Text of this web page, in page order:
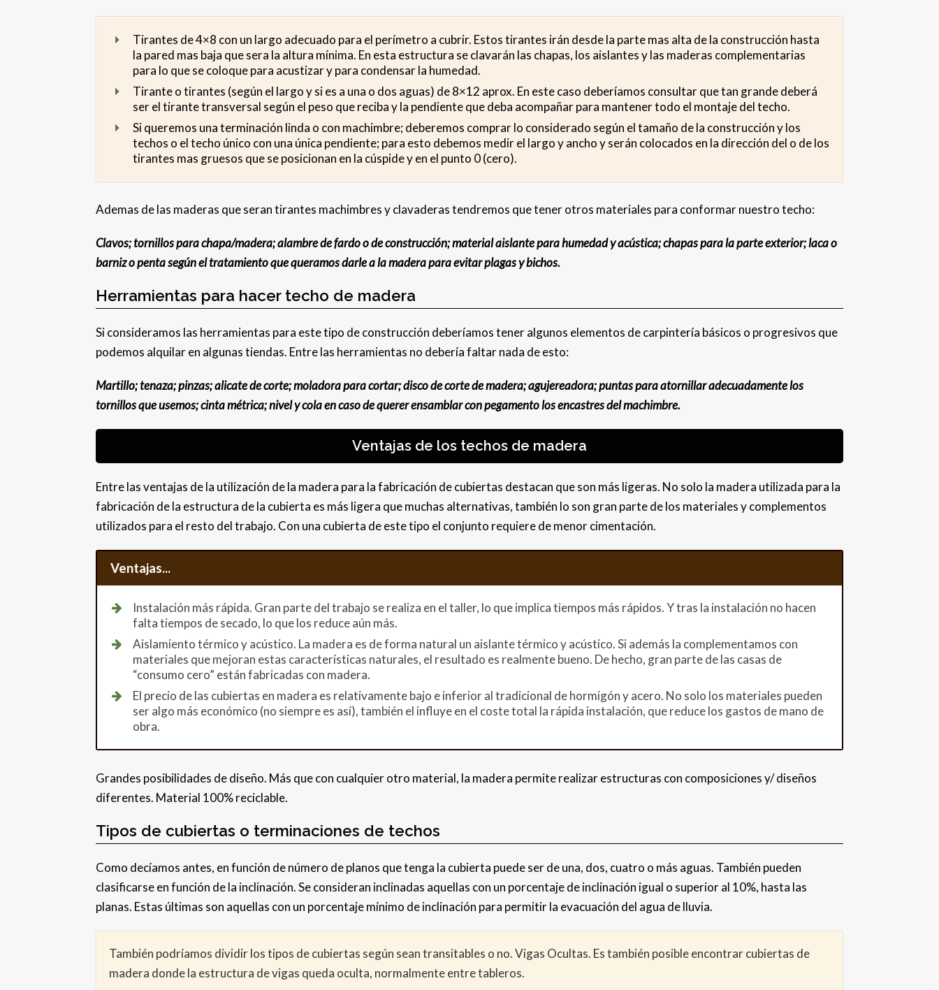
Tirantes de 4×8 con un largo adecuado para el perímetro a cubrir. Estos tirantes irán desde la parte mas alta de la construcción hasta
la pared mas baja que sera la altura mínima. En esta estructura se clavarán las chapas, los aislantes y las maderas complementarias
para lo que se coloque para acustizar y para condensar la humedad.
Tirante o tirantes (según el largo y si es a una o dos aguas) de 8×12 aprox. En este caso deberíamos consultar que tan grande deberá
ser el tirante transversal según el peso que reciba y la pendiente que deba acompañar para mantener todo el montaje del techo.
Si queremos una terminación linda o con machimbre; deberemos comprar lo considerado según el tamaño de la construcción y los
techos o el techo único con una única pendiente; para esto debemos medir el largo y ancho y serán colocados en la dirección del o de los
tirantes mas gruesos que se posicionan en la cúspide y en el punto 0 (cero).
Ademas de las maderas que seran tirantes machimbres y clavaderas tendremos que tener otros materiales para conformar nuestro techo:
Clavos; tornillos para chapa/madera; alambre de fardo o de construcción; material aislante para humedad y acústica; chapas para la parte exterior; laca o
barniz o penta según el tratamiento que queramos darle a la madera para evitar plagas y bichos.
Herramientas para hacer techo de madera
Si consideramos las herramientas para este tipo de construcción deberíamos tener algunos elementos de carpintería básicos o progresivos que
podemos alquilar en algunas tiendas. Entre las herramientas no debería faltar nada de esto:
Martillo; tenaza; pinzas; alicate de corte; moladora para cortar; disco de corte de madera; agujereadora; puntas para atornillar adecuadamente los
tornillos que usemos; cinta métrica; nivel y cola en caso de querer ensamblar con pegamento los encastres del machimbre.
Ventajas de los techos de madera
Entre las ventajas de la utilización de la madera para la fabricación de cubiertas destacan que son más ligeras. No solo la madera utilizada para la
fabricación de la estructura de la cubierta es más ligera que muchas alternativas, también lo son gran parte de los materiales y complementos
utilizados para el resto del trabajo. Con una cubierta de este tipo el conjunto requiere de menor cimentación.
Ventajas...
Instalación más rápida. Gran parte del trabajo se realiza en el taller, lo que implica tiempos más rápidos. Y tras la instalación no hacen
falta tiempos de secado, lo que los reduce aún más.
Aislamiento térmico y acústico. La madera es de forma natural un aislante térmico y acústico. Si además la complementamos con
materiales que mejoran estas características naturales, el resultado es realmente bueno. De hecho, gran parte de las casas de
“consumo cero” están fabricadas con madera.
El precio de las cubiertas en madera es relativamente bajo e inferior al tradicional de hormigón y acero. No solo los materiales pueden
ser algo más económico (no siempre es así), también el influye en el coste total la rápida instalación, que reduce los gastos de mano de
obra.
Grandes posibilidades de diseño. Más que con cualquier otro material, la madera permite realizar estructuras con composiciones y/ diseños
diferentes. Material 100% reciclable.
Tipos de cubiertas o terminaciones de techos
Como decíamos antes, en función de número de planos que tenga la cubierta puede ser de una, dos, cuatro o más aguas. También pueden
clasificarse en función de la inclinación. Se consideran inclinadas aquellas con un porcentaje de inclinación igual o superior al 10%, hasta las
planas. Estas últimas son aquellas con un porcentaje mínimo de inclinación para permitir la evacuación del agua de lluvia.
También podríamos dividir los tipos de cubiertas según sean transitables o no. Vigas Ocultas. Es también posible encontrar cubiertas de
madera donde la estructura de vigas queda oculta, normalmente entre tableros.